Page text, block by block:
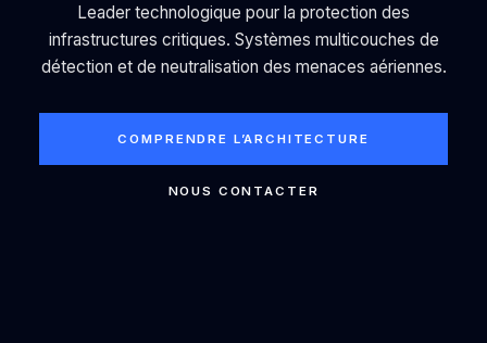
Leader technologique pour la protection des
infrastructures critiques. Systèmes multicouches de
détection et de neutralisation des menaces aériennes.
COMPRENDRE L’ARCHITECTURE
NOUS CONTACTER